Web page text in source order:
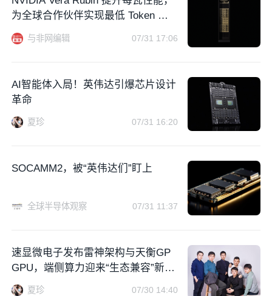
为全球合作伙伴实现最低 Token 成
本
与非网编辑 07/31 17:06
AI智能体入局！英伟达引爆芯片设计
革命
夏珍 07/31 16:20
SOCAMM2，被“英伟达们”盯上
全球半导体观察 07/31 11:37
速显微电子发布雷神架构与天衡GP
GPU，端侧算力迎来“生态兼容”新玩
家
夏珍 07/30 14:40